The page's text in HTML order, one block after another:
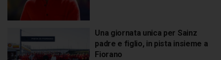
Una giornata unica per Sainz
padre e figlio, in pista insieme a
Fiorano